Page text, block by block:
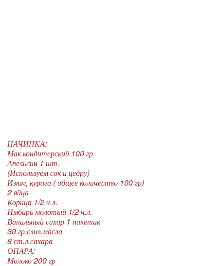
НАЧИНКА:
Мак кондитерский 100 гр
Апельсин 1 шт.
(Используем сок и цедру)
Изюм, курага ( общее количество 100 гр)
2 яйца
Корица 1/2 ч.л.
Имбирь молотый 1/2 ч.л.
Ванильный сахар 1 пакетик
30 гр.слив.масла
8 ст.л.сахара
ОПАРА:
Молоко 200 гр